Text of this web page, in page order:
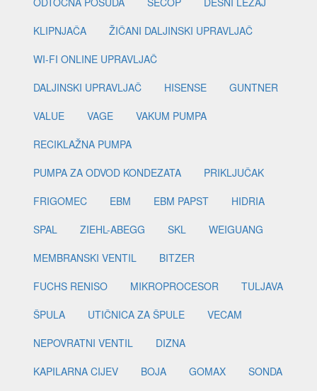
KLIPNJAČA
ŽIČANI DALJINSKI UPRAVLJAČ
WI-FI ONLINE UPRAVLJAČ
DALJINSKI UPRAVLJAČ
HISENSE
GUNTNER
VALUE
VAGE
VAKUM PUMPA
RECIKLAŽNA PUMPA
PUMPA ZA ODVOD KONDEZATA
PRIKLJUČAK
FRIGOMEC
EBM EBM PAPST
HIDRIA
SPAL
ZIEHL-ABEGG SKL
WEIGUANG
MEMBRANSKI VENTIL
BITZER
FUCHS RENISO
MIKROPROCESOR
TULJAVA
ŠPULA
UTIČNICA ZA ŠPULE
VECAM
NEPOVRATNI VENTIL
DIZNA
KAPILARNA CIJEV
BOJA GOMAX
SONDA